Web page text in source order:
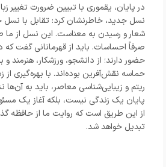
در پایان، یقموری با تبیین ضرورت تغییر
نسل جدید، خاطرنشان کرد: تقابل با نسل
شعار و رسیدن به معناست. این نسل از
صرفاً احساسات. باید از قهرمانانی گفت
حضور دارند؛ از دانشجو، ورزشکار، هنرمند و
حماسه نقش‌آفرین بوده‌اند. با بهره‌گیری از
ریتم و زیبایی‌شناسی معاصر، باید به آن‌ها
پایان یک زندگی نیست، بلکه آغاز یک
از این طریق است که روایت ما از حافظه
تبدیل خواهد شد.